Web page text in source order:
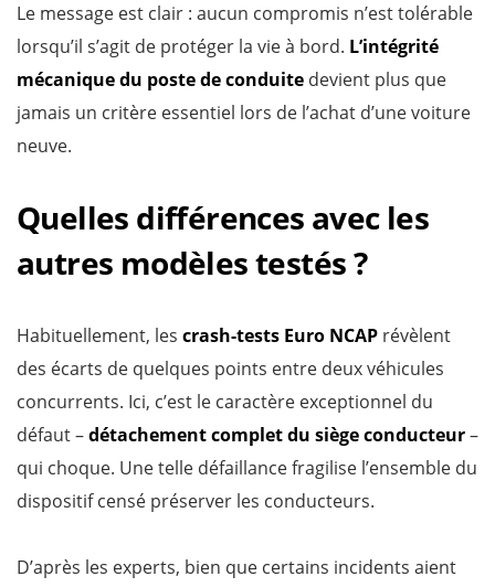
Le message est clair : aucun compromis n’est tolérable
lorsqu’il s’agit de protéger la vie à bord. L’intégrité
mécanique du poste de conduite devient plus que
jamais un critère essentiel lors de l’achat d’une voiture
neuve.
Quelles différences avec les
autres modèles testés ?
Habituellement, les crash-tests Euro NCAP révèlent
des écarts de quelques points entre deux véhicules
concurrents. Ici, c’est le caractère exceptionnel du
défaut –détachement complet du siège conducteur–
qui choque. Une telle défaillance fragilise l’ensemble du
dispositif censé préserver les conducteurs.
D’après les experts, bien que certains incidents aient